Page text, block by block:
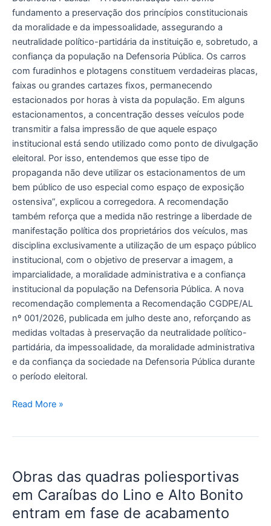
fundamento a preservação dos princípios constitucionais
da moralidade e da impessoalidade, assegurando a
neutralidade político-partidária da instituição e, sobretudo, a
confiança da população na Defensoria Pública. Os carros
com furadinhos e plotagens constituem verdadeiras placas,
faixas ou grandes cartazes fixos, permanecendo
estacionados por horas à vista da população. Em alguns
estacionamentos, a concentração desses veículos pode
transmitir a falsa impressão de que aquele espaço
institucional está sendo utilizado como ponto de divulgação
eleitoral. Por isso, entendemos que esse tipo de
propaganda não deve utilizar os estacionamentos de um
bem público de uso especial como espaço de exposição
ostensiva”, explicou a corregedora. A recomendação
também reforça que a medida não restringe a liberdade de
manifestação política dos proprietários dos veículos, mas
disciplina exclusivamente a utilização de um espaço público
institucional, com o objetivo de preservar a imagem, a
imparcialidade, a moralidade administrativa e a confiança
institucional da população na Defensoria Pública. A nova
recomendação complementa a Recomendação CGDPE/AL
nº 001/2026, publicada em julho deste ano, reforçando as
medidas voltadas à preservação da neutralidade político-
partidária, da impessoalidade, da moralidade administrativa
e da confiança da sociedade na Defensoria Pública durante
o período eleitoral.
Read More »
​Obras das quadras poliesportivas
em Caraíbas do Lino e Alto Bonito
entram em fase de acabamento
Obras
das
poliesportivas